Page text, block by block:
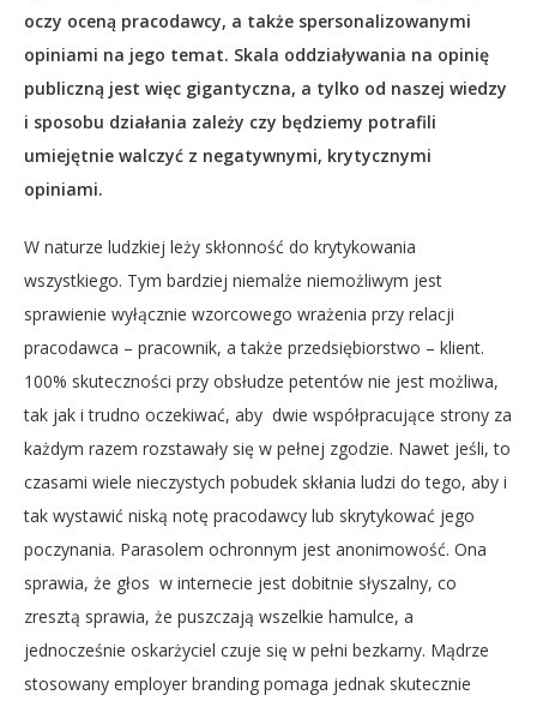
oczy oceną pracodawcy, a także spersonalizowanymi
opiniami na jego temat. Skala oddziaływania na opinię
publiczną jest więc gigantyczna, a tylko od naszej wiedzy
i sposobu działania zależy czy będziemy potrafili
umiejętnie walczyć z negatywnymi, krytycznymi
opiniami.
W naturze ludzkiej leży skłonność do krytykowania
wszystkiego. Tym bardziej niemalże niemożliwym jest
sprawienie wyłącznie wzorcowego wrażenia przy relacji
pracodawca – pracownik, a także przedsiębiorstwo – klient.
100% skuteczności przy obsłudze petentów nie jest możliwa,
tak jak i trudno oczekiwać, aby dwie współpracujące strony za
każdym razem rozstawały się w pełnej zgodzie. Nawet jeśli, to
czasami wiele nieczystych pobudek skłania ludzi do tego, aby i
tak wystawić niską notę pracodawcy lub skrytykować jego
poczynania. Parasolem ochronnym jest anonimowość. Ona
sprawia, że głos w internecie jest dobitnie słyszalny, co
zresztą sprawia, że puszczają wszelkie hamulce, a
jednocześnie oskarżyciel czuje się w pełni bezkarny. Mądrze
stosowany employer branding pomaga jednak skutecznie